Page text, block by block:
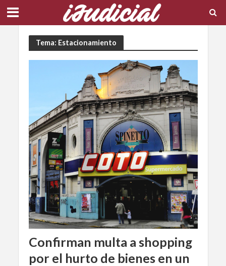
Tema: Estacionamiento
Confirman multa a shopping
por el hurto de bienes en un